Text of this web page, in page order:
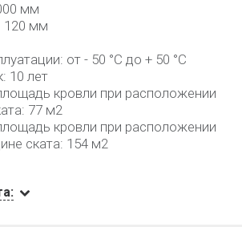
мм
120 мм
от - 50 °C до + 50 °C
10 лет
кровли при расположении
77 м2
кровли при расположении
ската: 154 м2